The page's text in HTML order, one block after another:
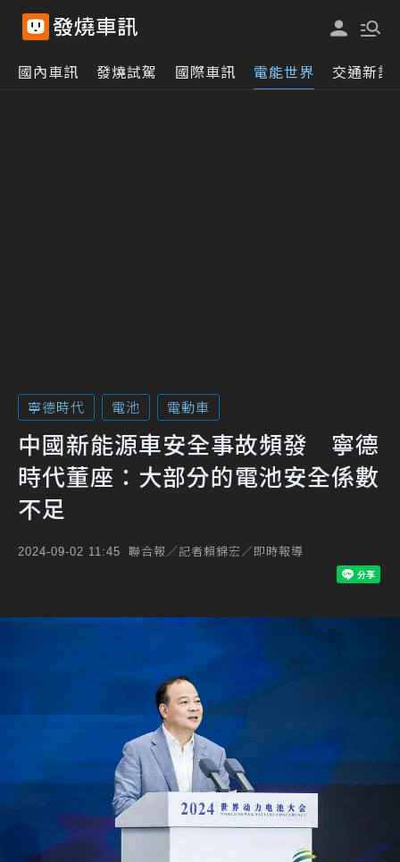
國內車訊 發燒試駕 國際車訊 電能世界 交通新訊
寧德時代 電池 電動車
中國新能源車安全事故頻發 寧德
時代董座：大部分的電池安全係數
不足
2024-09-02 11:45 聯合報／記者賴錦宏／即時報導